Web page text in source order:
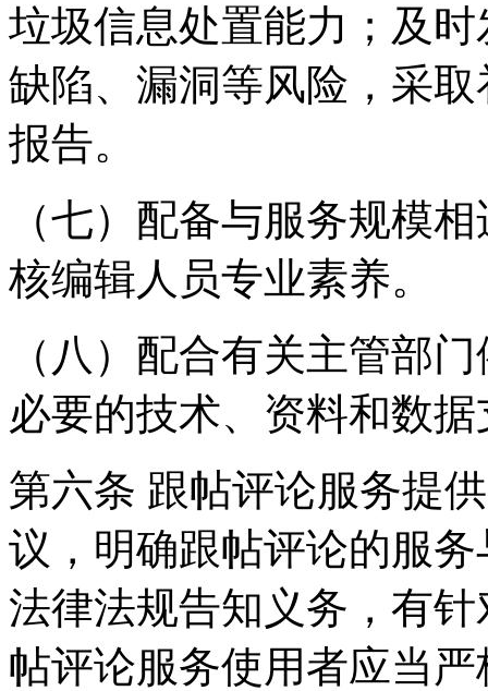
垃圾信息处置能力；及
缺陷、漏洞等风险，采
报告。
（七）配备与服务规模
核编辑人员专业素养。
（八）配合有关主管部
必要的技术、资料和数
第六条 跟帖评论服务提
议，明确跟帖评论的服
法律法规告知义务，有
帖评论服务使用者应当